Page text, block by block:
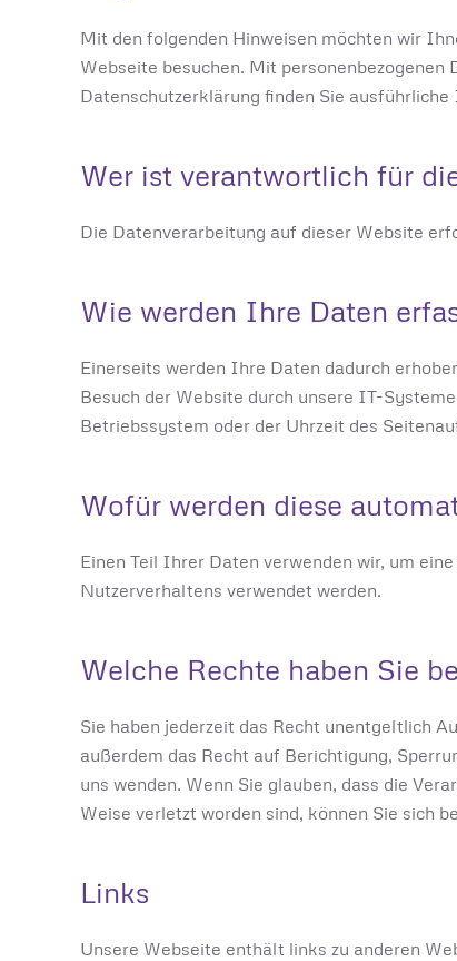
Mit den folgenden Hinweisen möchten wir
Webseite besuchen. Mit
Datenschutzerklärung finden Sie
Wer ist verantwortlich für
Die Datenverarbeitung auf dieser Website
Wie werden Ihre Daten
Einerseits werden Ihre Daten dadurch
Besuch der Website durch unsere IT-
Betriebssystem oder der Uhrzeit des
Wofür werden diese
Einen Teil Ihrer Daten verwenden wir, um
Nutzerverhaltens verwendet werden.
Welche Rechte haben Sie
Sie haben jederzeit das Recht unentgeltlich
außerdem das Recht auf Berichtigung,
uns wenden. Wenn Sie glauben, dass die
Weise verletzt worden sind, können Sie sich
Links
Unsere Webseite enthält links zu anderen